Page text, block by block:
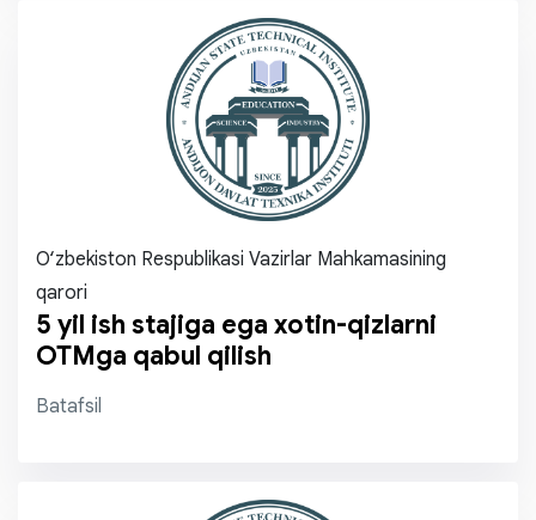
O‘zbekiston Respublikasi Vazirlar Mahkamasining
qarori
5 yil ish stajiga ega xotin-qizlarni
OTMga qabul qilish
Batafsil